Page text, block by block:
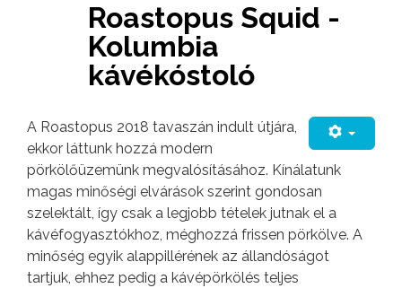
Roastopus Squid -
Kolumbia
kávékóstoló
A Roastopus 2018 tavaszán indult útjára,
ekkor láttunk hozzá modern
pörkölőüzemünk megvalósításához. Kínálatunk
magas minőségi elvárások szerint gondosan
szelektált, így csak a legjobb tételek jutnak el a
kávéfogyasztókhoz, méghozzá frissen pörkölve. A
minőség egyik alappillérének az állandóságot
tartjuk, ehhez pedig a kávépörkölés teljes